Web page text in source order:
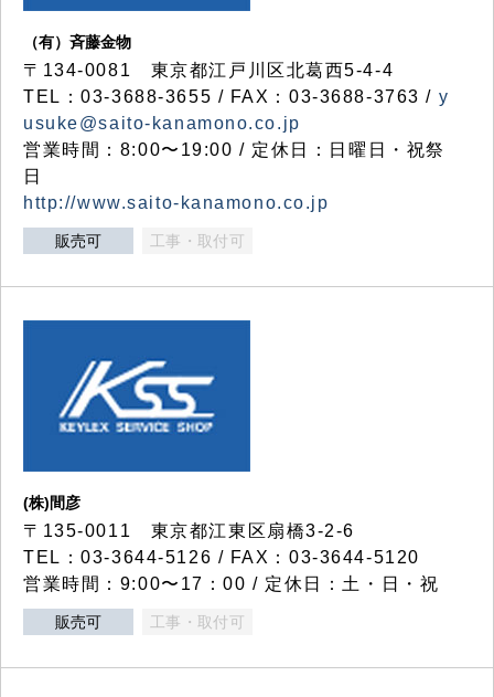
（有）斉藤金物
〒134-0081 東京都江戸川区北葛西5-4-4
TEL：03-3688-3655 / FAX：03-3688-3763 / y
usuke@saito-kanamono.co.jp
営業時間：8:00〜19:00 / 定休日：日曜日・祝祭
日
http://www.saito-kanamono.co.jp
販売可 工事・取付可
(株)間彦
〒135-0011 東京都江東区扇橋3-2-6
TEL：03-3644-5126 / FAX：03-3644-5120
営業時間：9:00〜17：00 / 定休日：土・日・祝
販売可 工事・取付可